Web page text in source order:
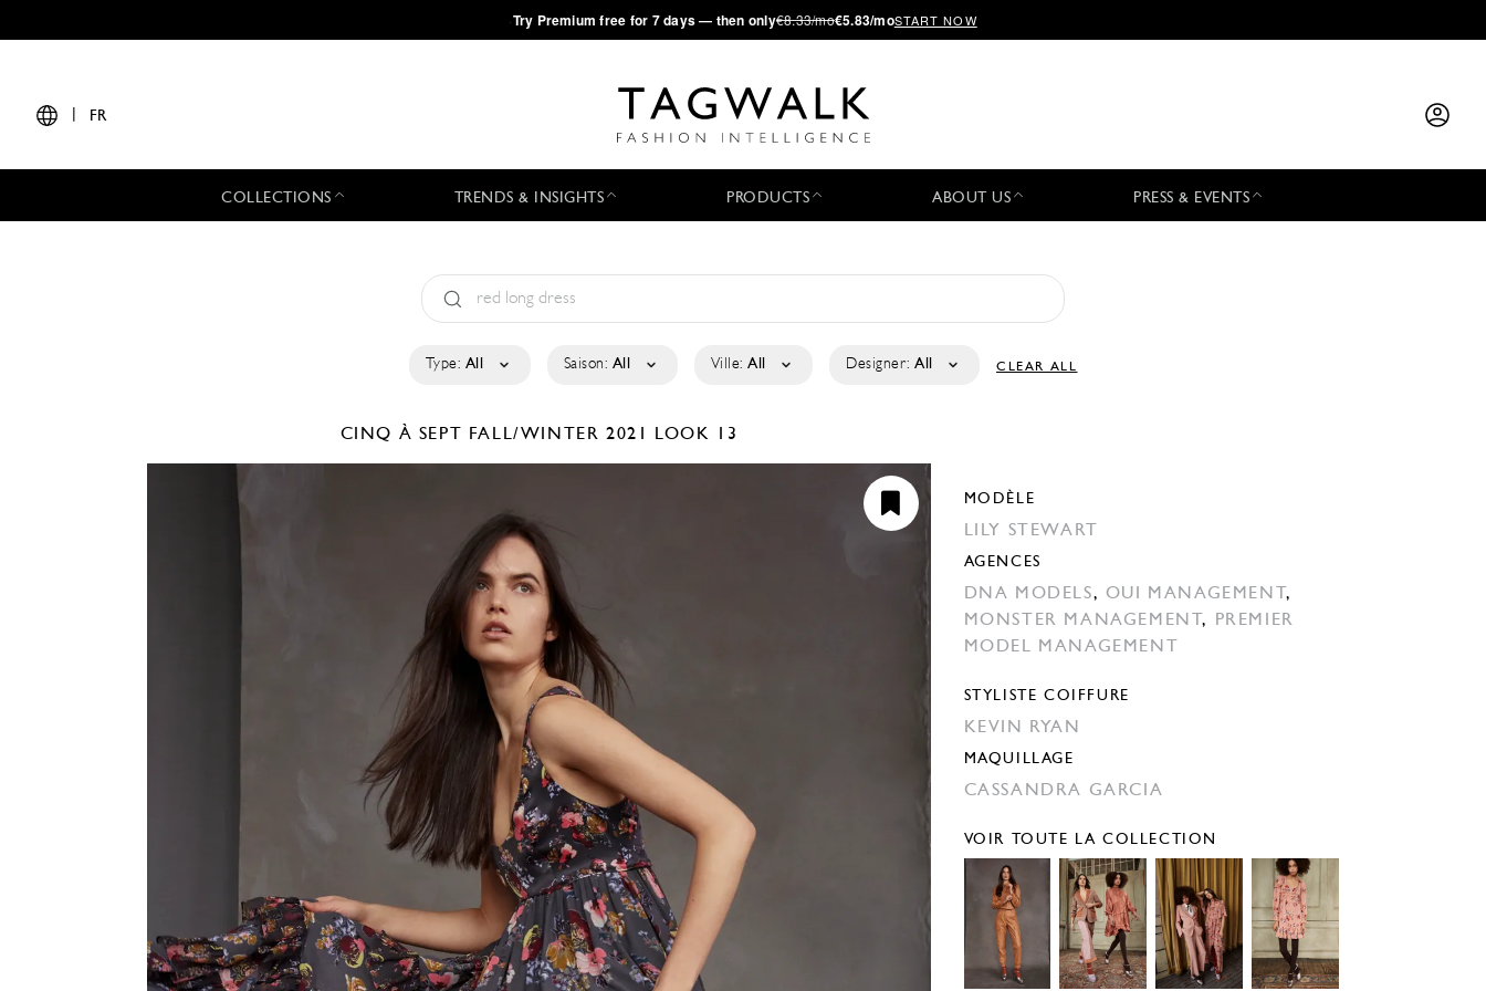
·Try Premium free for 7 days — then only€8.33/mo€5.83/moSTART NOW
FR
COLLECTIONS TRENDS & INSIGHTS PRODUCTS ABOUT US PRESS & EVENTS
Type: All Saison: All Ville: All Designer: All CLEAR ALL
CINQ À SEPT FALL/WINTER 2021 LOOK 13
MODÈLE
LILY STEWART
AGENCES
DNA MODELS, OUI MANAGEMENT,
MONSTER MANAGEMENT,
PREMIER
MODEL MANAGEMENT
STYLISTE COIFFURE
KEVIN RYAN
MAQUILLAGE
CASSANDRA GARCIA
VOIR TOUTE LA COLLECTION